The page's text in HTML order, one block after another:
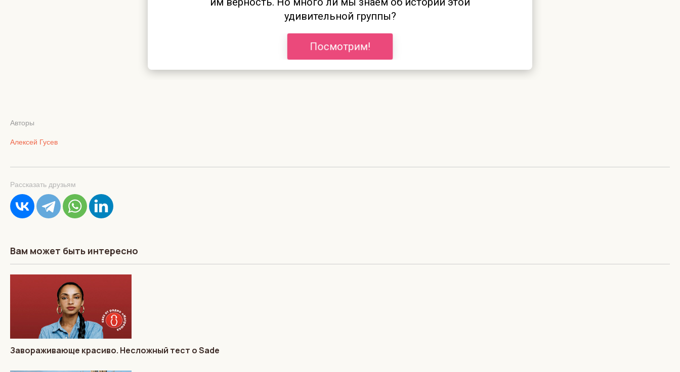
Авторы
Алексей Гусев
Рассказать друзьям
Вам может быть интересно
Завораживающе красиво. Несложный тест о Sade